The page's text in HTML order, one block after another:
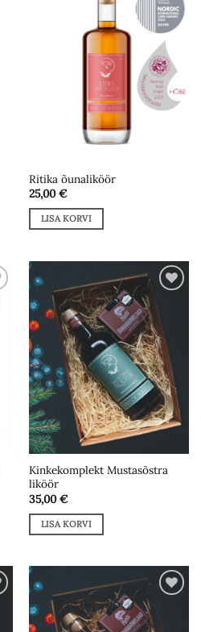
Add to
wishlist
Ritika õunaliköör
25,00€
LISA KORVI
wishlist
Kinkekomplekt Mustasõstra
liköör
35,00€
LISA KORVI
wishlist